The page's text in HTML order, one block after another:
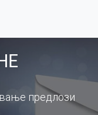
предлози